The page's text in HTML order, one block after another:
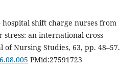
hospital shift charge nurses from
an international cross
Nursing Studies, 63, pp. 48–57.
PMid:27591723